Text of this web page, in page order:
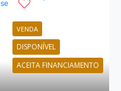
VENDA
DISPONÍVEL
ACEITA FINANCIAMENTO